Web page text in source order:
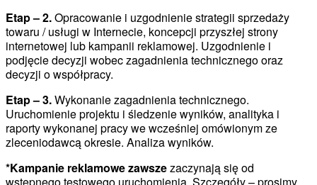
Etap – 2.Opracowanie i uzgodnienie strategii sprzedaży
towaru / usługi w Internecie, koncepcji przyszłej strony
internetowej lub kampanii reklamowej. Uzgodnienie i
podjęcie decyzji wobec zagadnienia technicznego oraz
decyzji o współpracy.
Etap – 3.Wykonanie zagadnienia technicznego.
Uruchomienie projektu i śledzenie wyników, analityka i
raporty wykonanej pracy we wcześniej omówionym ze
zleceniodawcą okresie. Analiza wyników.
*Kampanie reklamowe zawszezaczynają się od